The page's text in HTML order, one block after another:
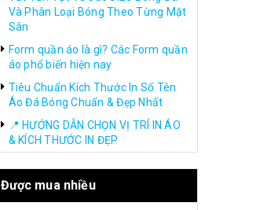
Và Phân Loại Bóng Theo Từng Mặt
Sân
Form quần áo là gì? Các Form quần
áo phổ biến hiện nay
Tiêu Chuẩn Kích Thước In Số Tên
Áo Đá Bóng Chuẩn & Đẹp Nhất
📍 HƯỚNG DẪN CHỌN VỊ TRÍ IN ÁO
& KÍCH THƯỚC IN ĐẸP
Được mua nhiều